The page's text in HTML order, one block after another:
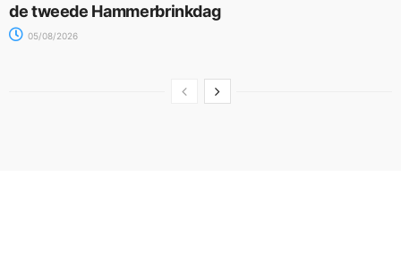
de tweede Hammerbrinkdag
05/08/2026